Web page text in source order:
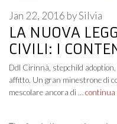
LA NUOVA
CIVILI: I
Jan 22, 2016 bySilvia
Ddl Cirinnà, stepchild
affitto. Un gran minestrone di
mescolare ancora di …continua